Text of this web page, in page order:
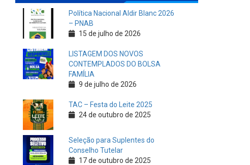
Política Nacional Aldir Blanc 2026
– PNAB
15 de julho de 2026
LISTAGEM DOS NOVOS
CONTEMPLADOS DO BOLSA
FAMÍLIA
9 de julho de 2026
TAC – Festa do Leite 2025
24 de outubro de 2025
Seleção para Suplentes do
Conselho Tutelar
17 de outubro de 2025